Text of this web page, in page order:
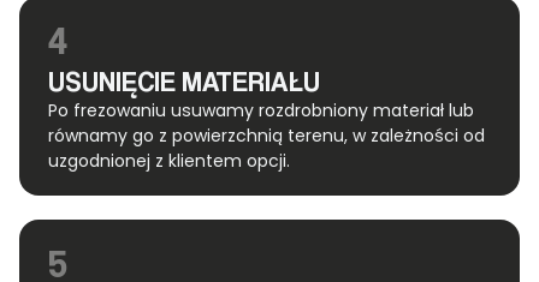
4
USUNIĘCIE MATERIAŁU
Po frezowaniu usuwamy rozdrobniony materiał lub
równamy go z powierzchnią terenu, w zależności od
uzgodnionej z klientem opcji.
5